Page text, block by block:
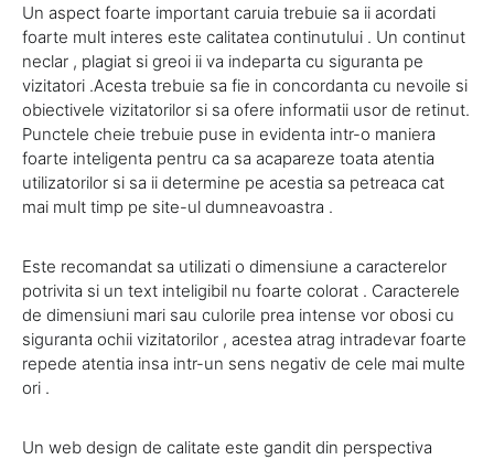
Un aspect foarte important caruia trebuie sa ii acordati
foarte mult interes este calitatea continutului . Un continut
neclar , plagiat si greoi ii va indeparta cu siguranta pe
vizitatori .Acesta trebuie sa fie in concordanta cu nevoile si
obiectivele vizitatorilor si sa ofere informatii usor de retinut.
Punctele cheie trebuie puse in evidenta intr-o maniera
foarte inteligenta pentru ca sa acapareze toata atentia
utilizatorilor si sa ii determine pe acestia sa petreaca cat
mai mult timp pe site-ul dumneavoastra .
Este recomandat sa utilizati o dimensiune a caracterelor
potrivita si un text inteligibil nu foarte colorat . Caracterele
de dimensiuni mari sau culorile prea intense vor obosi cu
siguranta ochii vizitatorilor , acestea atrag intradevar foarte
repede atentia insa intr-un sens negativ de cele mai multe
ori .
Un web design de calitate este gandit din perspectiva